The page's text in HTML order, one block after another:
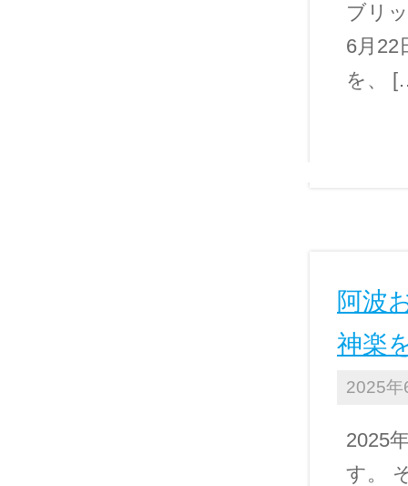
ブリ
6月
を、
阿波
神楽
2025年
2025
す。